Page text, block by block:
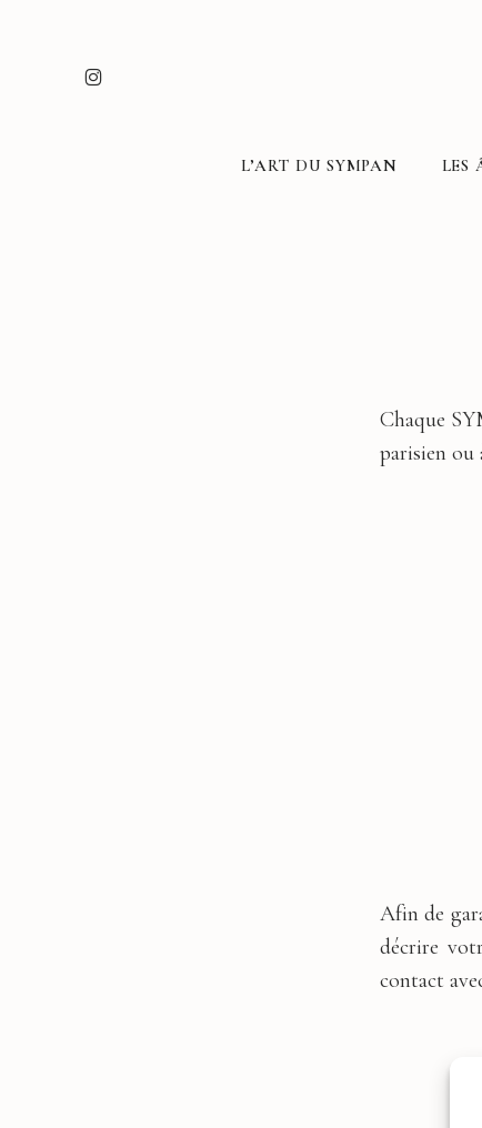
INSTAGRAM
L’ART DU SYMPAN LES
Chaque
parisien ou
Afin de
décrire
contact